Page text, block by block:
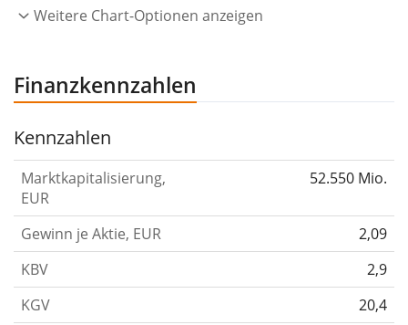
Weitere Chart-Optionen anzeigen
Finanzkennzahlen
Kennzahlen
Marktkapitalisierung,
EUR
52.550 Mio.
Gewinn je Aktie, EUR
2,09
KBV
2,9
KGV
20,4